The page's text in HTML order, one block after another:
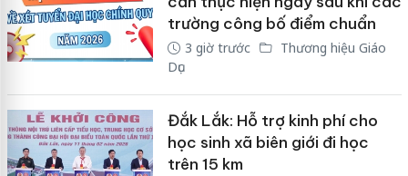
trường công bố điểm chuẩn
3 giờ trước
Thương hiệu Giáo
Dục
Đắk Lắk: Hỗ trợ kinh phí cho
học sinh xã biên giới đi học
trên 15 km